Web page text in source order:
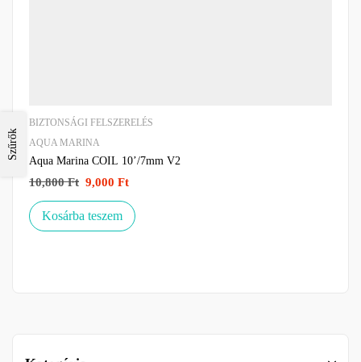
Szűrők
BIZTONSÁGI FELSZERELÉS
AQUA MARINA
Aqua Marina COIL 10’/7mm V2
10,800Ft 9,000 Ft
Kosárba teszem